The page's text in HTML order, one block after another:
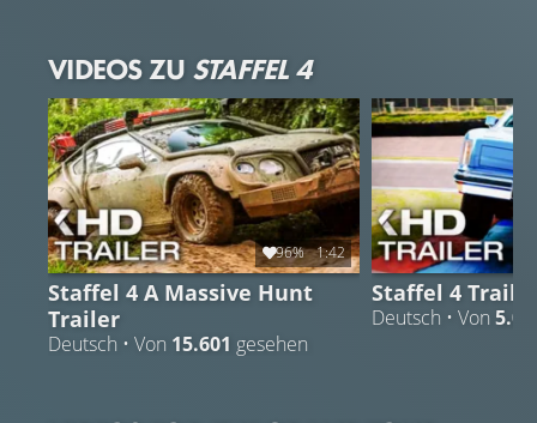
VIDEOS ZU STAFFEL 4
96% 1:42
Staffel 4 A Massive Hunt
Trailer
Deutsch • Von 15.601 gesehen
Staffel 4
Deutsch • Von